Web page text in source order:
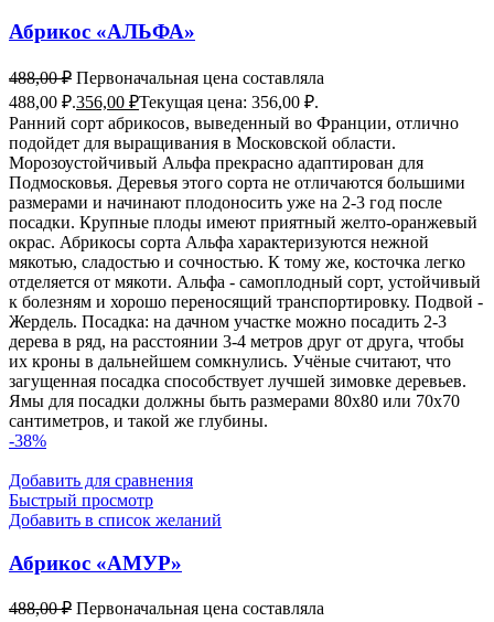
Абрикос «АЛЬФА»
488,00₽ Первоначальная цена составляла
488,00 ₽.356,00 ₽Текущая цена: 356,00 ₽.
Ранний сорт абрикосов, выведенный во Франции, отлично
подойдет для выращивания в Московской области.
Морозоустойчивый Альфа прекрасно адаптирован для
Подмосковья. Деревья этого сорта не отличаются большими
размерами и начинают плодоносить уже на 2-3 год после
посадки. Крупные плоды имеют приятный желто-оранжевый
окрас. Абрикосы сорта Альфа характеризуются нежной
мякотью, сладостью и сочностью. К тому же, косточка легко
отделяется от мякоти. Альфа - самоплодный сорт, устойчивый
к болезням и хорошо переносящий транспортировку. Подвой -
Жердель. Посадка: на дачном участке можно посадить 2-3
дерева в ряд, на расстоянии 3-4 метров друг от друга, чтобы
их кроны в дальнейшем сомкнулись. Учёные считают, что
загущенная посадка способствует лучшей зимовке деревьев.
Ямы для посадки должны быть размерами 80x80 или 70x70
сантиметров, и такой же глубины.
-38%
Добавить для сравнения
Быстрый просмотр
Добавить в список желаний
Абрикос «АМУР»
488,00₽ Первоначальная цена составляла